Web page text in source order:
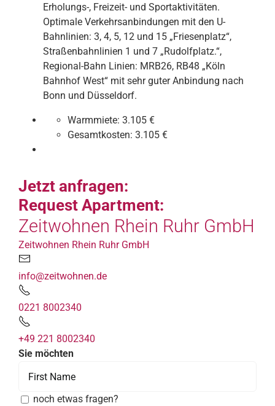
Erholungs-, Freizeit- und Sportaktivitäten.
Optimale Verkehrsanbindungen mit den U-
Bahnlinien: 3, 4, 5, 12 und 15 „Friesenplatz“,
Straßenbahnlinien 1 und 7 „Rudolfplatz.“,
Regional-Bahn Linien: MRB26, RB48 „Köln
Bahnhof West“ mit sehr guter Anbindung nach
Bonn und Düsseldorf.
Warmmiete: 3.105 €
Gesamtkosten: 3.105 €
Jetzt anfragen:
Request Apartment:
Zeitwohnen Rhein Ruhr GmbH
Zeitwohnen Rhein Ruhr GmbH
info@zeitwohnen.de
0221 8002340
+49 221 8002340
Sie möchten
noch etwas fragen?